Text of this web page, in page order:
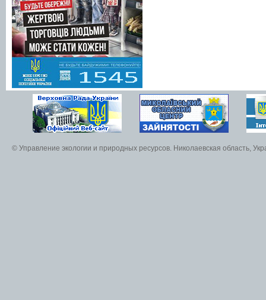
© Управление экологии и природных ресурсов. Николаевская область,